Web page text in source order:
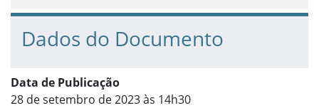
Dados do Documento
Data de Publicação
28 de setembro de 2023 às 14h30